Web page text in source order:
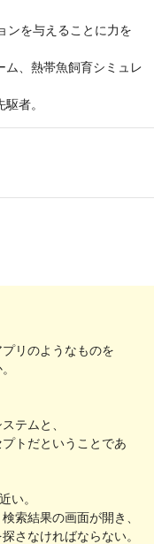
ンを与えることに力を
ム、熱帯魚飼育シミュレ
者。
リのようなものを
テムと、
トだということであ
い。
索結果の画面が開き、
さなければならない。